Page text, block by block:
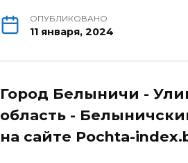
ОПУБЛИКОВАНО
11 января, 2024
Город Белыничи -
область -
на сайте Pochta-